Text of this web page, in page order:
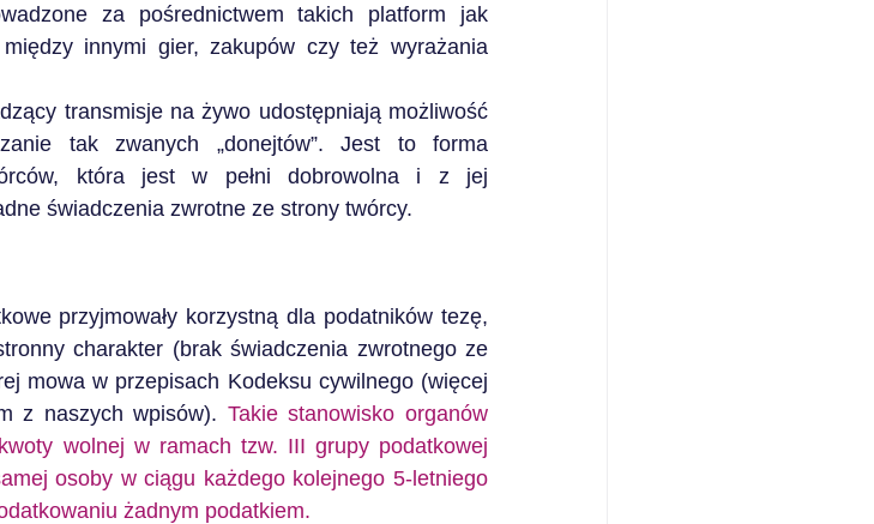
za pośrednictwem takich platform jak
innymi gier, zakupów czy też wyrażania
transmisje na żywo udostępniają możliwość
tak zwanych „donejtów”. Jest to forma
która jest w pełni dobrowolna i z jej
świadczenia zwrotne ze strony twórcy.
przyjmowały korzystną dla podatników tezę,
charakter (brak świadczenia zwrotnego ze
mowa w przepisach Kodeksu cywilnego (więcej
z naszych wpisów). Takie stanowisko organów
wolnej w ramach tzw. III grupy podatkowej
osoby w ciągu każdego kolejnego 5-letniego
żadnym podatkiem.